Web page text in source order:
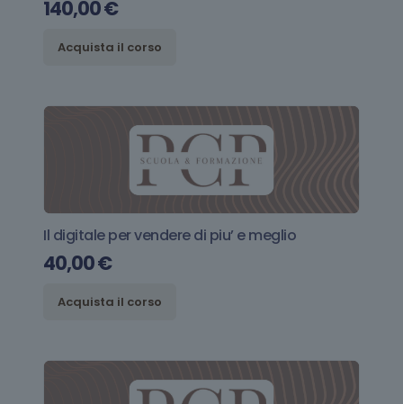
140,00€
Acquista il corso
Il digitale per vendere di piu’ e meglio
40,00€
Acquista il corso